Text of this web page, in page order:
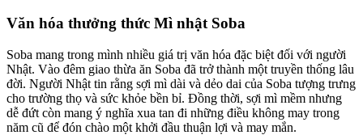
Văn hóa thưởng thức Mì nhật Soba
Soba mang trong mình nhiều giá trị văn hóa đặc biệt đối với người
Nhật. Vào đêm giao thừa ăn Soba đã trở thành một truyền thống lâu
đời. Người Nhật tin rằng sợi mì dài và dẻo dai của Soba tượng trưng
cho trường thọ và sức khỏe bền bỉ. Đồng thời, sợi mì mềm nhưng
dễ đứt còn mang ý nghĩa xua tan đi những điều không may trong
năm cũ để đón chào một khởi đầu thuận lợi và may mắn.